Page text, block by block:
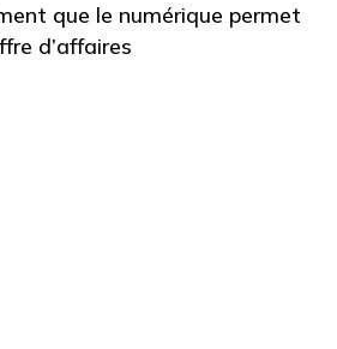
que le numérique permet
d’affaires